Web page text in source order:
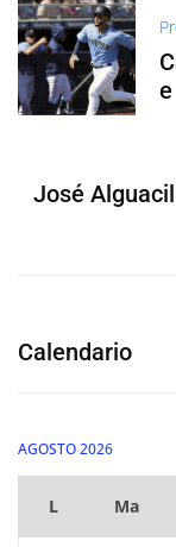
e
José
Calendario
AGOSTO 2026
L Ma